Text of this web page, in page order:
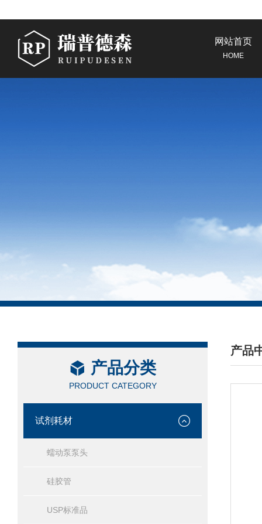
网站首页
HOME
产品分类
PRODUCT CATEGORY
试剂耗材
蠕动泵泵头
硅胶管
USP标准品
产品
/